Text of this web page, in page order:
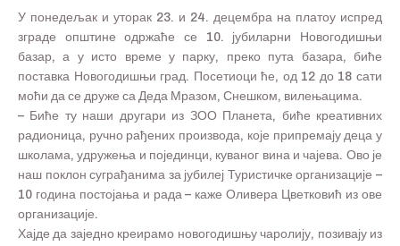
У понедељак и уторак 23. и 24. децембра на платоу испред
зграде општине одржаће се 10. јубиларни Новогодишњи
базар, а у исто време у парку, преко пута базара, биће
поставка Новогодишњи град. Посетиоци ће, од 12 до 18 сати
моћи да се друже са Деда Мразом, Снешком, вилењацима.
– Биће ту наши другари из ЗОО Планета, биће креативних
радионица, ручно рађених производа, које припремају деца у
школама, удружења и појединци, куваног вина и чајева. Ово је
наш поклон суграђанима за јубилеј Туристичке организације –
10 година постојања и рада – каже Оливера Цветковић из ове
организације.
Хајде да заједно креирамо новогодишњу чаролију, позивају из